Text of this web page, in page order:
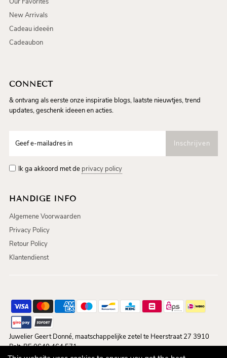
New Arrivals
Cadeau ideeën
Cadeaubon
CONNECT
& ontvang als eerste onze inspiratie blogs, laatste nieuwtjes, trend
updates, geschenk ideeen en acties.
Ik ga akkoord met de privacy policy
HANDIGE INFO
Algemene Voorwaarden
Privacy Policy
Retour Policy
Klantendienst
Juwelier Geert Donné, maatschappelijke zetel te Heerstraat 27 3910
Pelt, BE 0640.464.571.